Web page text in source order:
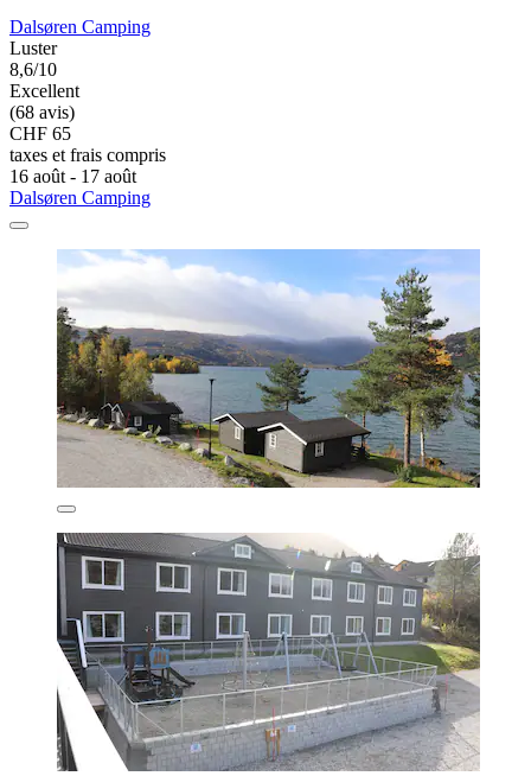
Dalsøren Camping
Luster
8,6/10
Excellent
(68 avis)
CHF 65
taxes et frais compris
16 août - 17 août
Dalsøren Camping